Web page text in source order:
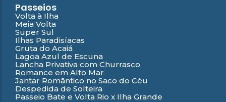
Passeios
Volta à Ilha
Meia Volta
Super Sul
Ilhas Paradisíacas
Gruta do Acaiá
Lagoa Azul de Escuna
Lancha Privativa com Churrasco
Romance em Alto Mar
Jantar Romântico no Saco do Céu
Despedida de Solteira
Passeio Bate e Volta Rio x Ilha Grande